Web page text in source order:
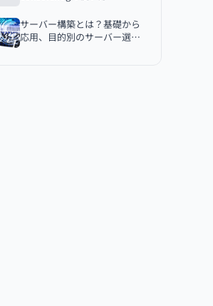
サーバー構築とは？基礎から
応用、目的別のサーバー選び